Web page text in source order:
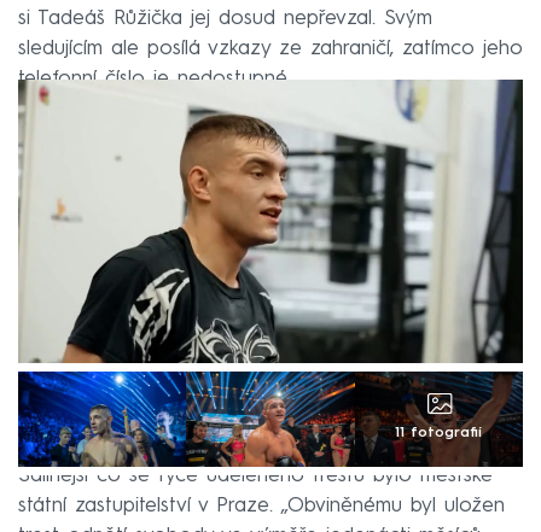
si Tadeáš Růžička jej dosud nepřevzal. Svým
sledujícím ale posílá vzkazy ze zahraničí, zatímco jeho
telefonní číslo je nedostupné.
11 fotografií
Sdílnější co se týče uděleného trestu bylo městské
státní zastupitelství v Praze. „Obviněnému byl uložen